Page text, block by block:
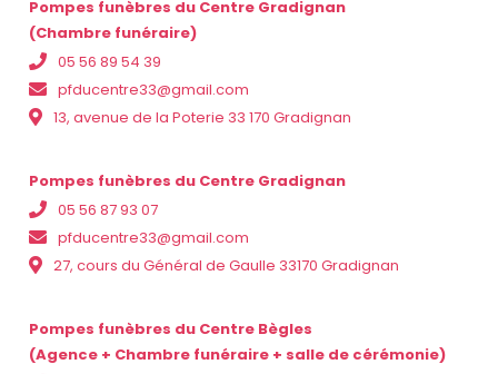
Pompes funèbres du Centre Gradignan
(Chambre funéraire)
05 56 89 54 39
pfducentre33@gmail.com
13, avenue de la Poterie 33 170 Gradignan
Pompes funèbres du Centre Gradignan
05 56 87 93 07
pfducentre33@gmail.com
27, cours du Général de Gaulle 33170 Gradignan
Pompes funèbres du Centre Bègles
(Agence + Chambre funéraire + salle de cérémonie)